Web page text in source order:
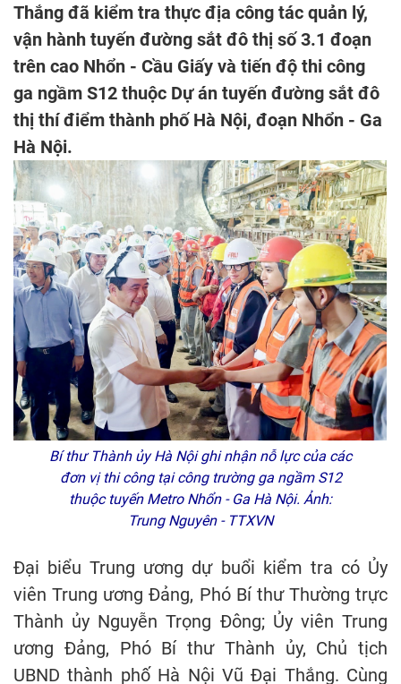
Thắng đã kiểm tra thực địa công tác quản lý,
vận hành tuyến đường sắt đô thị số 3.1 đoạn
trên cao Nhổn - Cầu Giấy và tiến độ thi công
ga ngầm S12 thuộc Dự án tuyến đường sắt đô
thị thí điểm thành phố Hà Nội, đoạn Nhổn - Ga
Hà Nội.
Bí thư Thành ủy Hà Nội ghi nhận nỗ lực của các
đơn vị thi công tại công trường ga ngầm S12
thuộc tuyến Metro Nhổn - Ga Hà Nội. Ảnh:
Trung Nguyên - TTXVN
Đại biểu Trung ương dự buổi kiểm tra có Ủy
viên Trung ương Đảng, Phó Bí thư Thường trực
Thành ủy Nguyễn Trọng Đông; Ủy viên Trung
ương Đảng, Phó Bí thư Thành ủy, Chủ tịch
UBND thành phố Hà Nội Vũ Đại Thắng. Cùng